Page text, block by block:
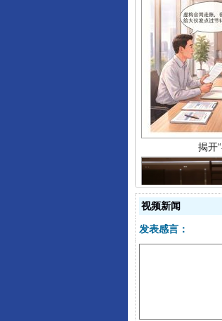
揭开
视频新闻
发表感言：